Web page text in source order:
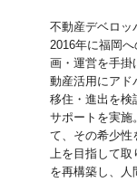
不動産デベロッ
2016年に福岡
画・運営を手掛
動産活用にアド
移住・進出を検
サポートを実施
て、その希少性
上を目指して取
を再構築し、人